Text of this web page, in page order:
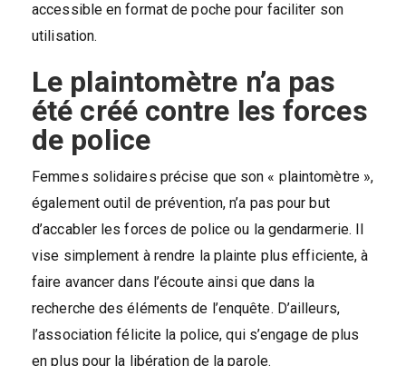
accessible en format de poche pour faciliter son
utilisation.
Le plaintomètre n’a pas
été créé contre les forces
de police
Femmes solidaires précise que son « plaintomètre »,
également outil de prévention, n’a pas pour but
d’accabler les forces de police ou la gendarmerie. Il
vise simplement à rendre la plainte plus efficiente, à
faire avancer dans l’écoute ainsi que dans la
recherche des éléments de l’enquête. D’ailleurs,
l’association félicite la police, qui s’engage de plus
en plus pour la libération de la parole.